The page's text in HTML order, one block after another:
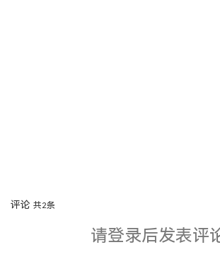
评论 共2条
请登录后发表评